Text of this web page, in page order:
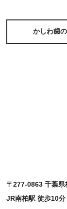
かしわ歯
〒277-0863 千葉県
JR南柏駅 徒歩10分